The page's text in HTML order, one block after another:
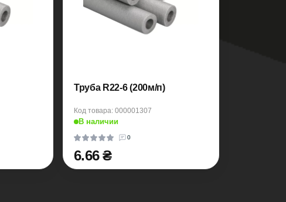
Труба R22-6 (200м/п)
Код товара: 000001307
В наличии
0
6.66 ₴